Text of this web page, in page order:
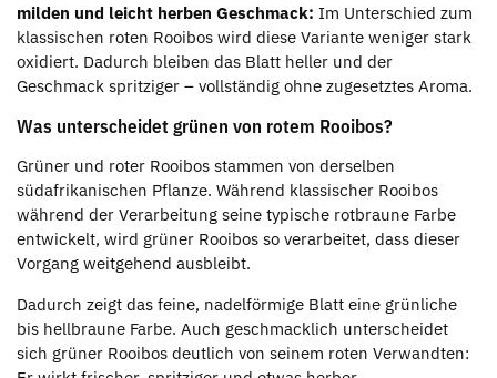
milden und leicht herben Geschmack: Im Unterschied zum
klassischen roten Rooibos wird diese Variante weniger stark
oxidiert. Dadurch bleiben das Blatt heller und der
Geschmack spritziger – vollständig ohne zugesetztes Aroma.
Was unterscheidet grünen von rotem Rooibos?
Grüner und roter Rooibos stammen von derselben
südafrikanischen Pflanze. Während klassischer Rooibos
während der Verarbeitung seine typische rotbraune Farbe
entwickelt, wird grüner Rooibos so verarbeitet, dass dieser
Vorgang weitgehend ausbleibt.
Dadurch zeigt das feine, nadelförmige Blatt eine grünliche
bis hellbraune Farbe. Auch geschmacklich unterscheidet
sich grüner Rooibos deutlich von seinem roten Verwandten: